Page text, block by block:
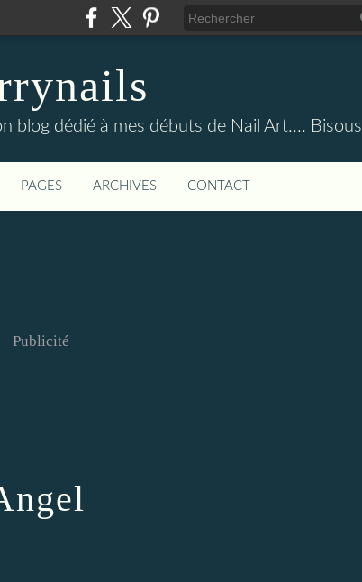
blog dédié à mes débuts de Nail Art.... Bisous
PAGES ARCHIVES CONTACT
Publicité